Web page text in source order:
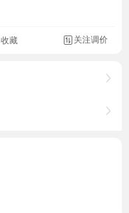
收藏 关注调价